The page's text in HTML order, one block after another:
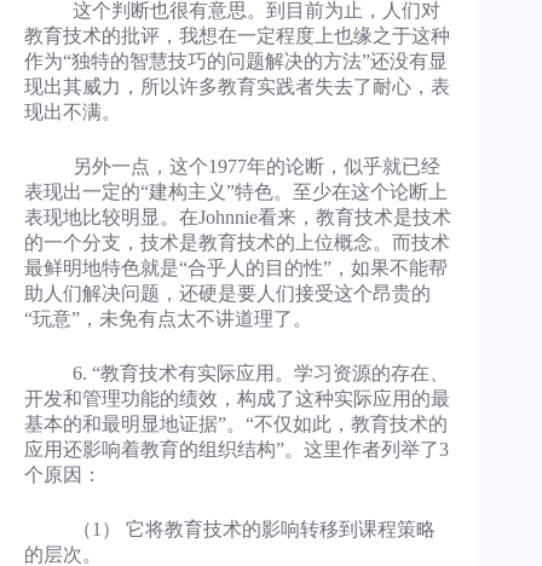
这个判断也很有意思。到目前为止，人们对
教育技术的批评，我想在一定程度上也缘之于这种
作为“独特的智慧技巧的问题解决的方法”还没有显
现出其威力，所以许多教育实践者失去了耐心，表
现出不满。
另外一点，这个1977年的论断，似乎就已经
表现出一定的“建构主义”特色。至少在这个论断上
表现地比较明显。在Johnnie看来，教育技术是技术
的一个分支，技术是教育技术的上位概念。而技术
最鲜明地特色就是“合乎人的目的性”，如果不能帮
助人们解决问题，还硬是要人们接受这个昂贵的
“玩意”，未免有点太不讲道理了。
6. “教育技术有实际应用。学习资源的存在、
开发和管理功能的绩效，构成了这种实际应用的最
基本的和最明显地证据”。“不仅如此，教育技术的
应用还影响着教育的组织结构”。这里作者列举了3
个原因：
（1） 它将教育技术的影响转移到课程策略
的层次。